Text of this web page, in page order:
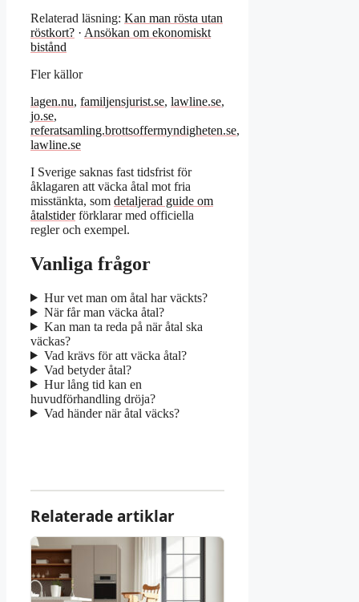
Relaterad läsning: Kan man rösta utan
röstkort? · Ansökan om ekonomiskt
bistånd
Fler källor
lagen.nu, familjensjurist.se, lawline.se,
jo.se,
referatsamling.brottsoffermyndigheten.se,
lawline.se
I Sverige saknas fast tidsfrist för
åklagaren att väcka åtal mot fria
misstänkta, som detaljerad guide om
åtalstiderförklarar med officiella
regler och exempel.
Vanliga frågor
Hur vet man om åtal har väckts?
När får man väcka åtal?
Kan man ta reda på när åtal ska
väckas?
Vad krävs för att väcka åtal?
Vad betyder åtal?
Hur lång tid kan en
huvudförhandling dröja?
Vad händer när åtal väcks?
Relaterade artiklar